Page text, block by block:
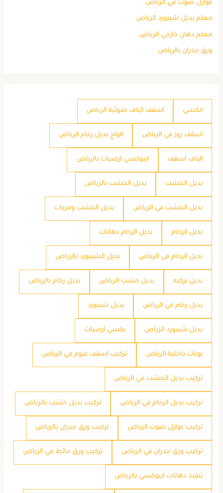
عوازل صوت في الرياض
معلم بديل شيبورد الرياض
معلم دهان خارجي الرياض
ورق جدران بالرياض
ابكسي اسقف الياف ضوئية الرياض
اسقف روز في الرياض الواح بديل رخام الرياض
الياف اسقف ايبوكسي ارضيات بالرياض
بديل الخشب بديل الخشب بالرياض
بديل الخشب في الرياض بديل الخشب ومريات
بديل الرخام بديل الرخام دهانات
بديل الرخام في الرياض بديل الشيبورد بالرياض
بديل بركيه بديل خشب الرياض بديل رخام بالرياض
بديل رخام في الرياض بديل شيبورد
بديل شيبورد الرياض بكسي ارضيات
بويات داخلية الرياض تركيب اسقف غيوم في الرياض
تركيب بديل الخشب في الرياض
تركيب بديل الرخام في الرياض تركيب بديل خشب بالرياض
تركيب عوازل صوت الرياض تركيب ورق جدران بالرياض
تركيب ورق جدران في الرياض تركيب ورق حائط في الرياض
تنفيذ دهانات ايبوكسي بالرياض